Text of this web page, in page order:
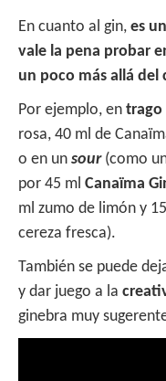
En cuanto al gin, es
vale la pena probar
un poco más allá
Por ejemplo, en trago
rosa, 40 ml de
o en un sour(como
por 45 ml Canaïma
ml zumo de limón y
cereza fresca).
También se puede
y dar juego a la
ginebra muy